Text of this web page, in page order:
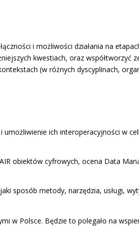
i możliwości działania na
kwestiach, oraz współtworzyć
(w różnych dyscyplinach,
ich interoperacyjności w
obiektów cyfrowych, ocena Data
sposób metody, narzędzia, usługi,
w Polsce. Będzie to polegało na